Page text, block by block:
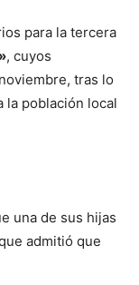
para la tercera
, cuyos
tras lo
la población local
una de sus hijas
admitió que